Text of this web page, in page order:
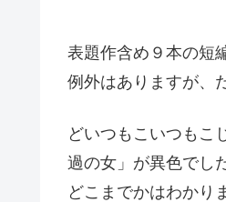
表題作含め９本の短
例外はありますが、
どいつもこいつもこ
過の女」が異色でし
どこまでかはわかり